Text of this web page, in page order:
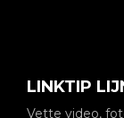
LINKTIP
Vette video,